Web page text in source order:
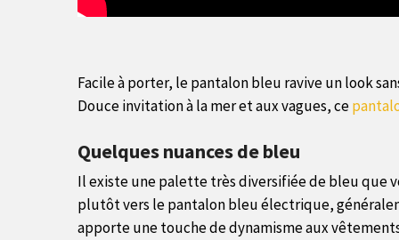
Facile à porter, le pantalon bleu ravive un look
Douce invitation à la mer et aux vagues, ce
Quelques nuances de bleu
Il existe une palette très diversifiée de bleu que
plutôt vers le pantalon bleu électrique,
apporte une touche de dynamisme aux